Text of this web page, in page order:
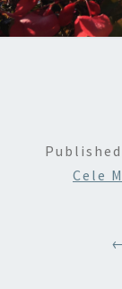
Published
Cele